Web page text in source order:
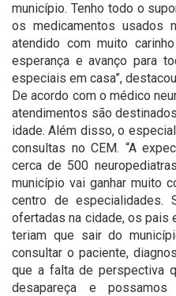
município. Tenho todo o
os medicamentos usados
atendido com muito
esperança e avanço para
especiais em casa”,
De acordo com o médico
atendimentos são
idade. Além disso, o
consultas no CEM. “A
cerca de 500
município vai ganhar muito
centro de especialidades.
ofertadas na cidade, os pais
teriam que sair do
consultar o paciente,
que a falta de perspectiva
desapareça e possamos